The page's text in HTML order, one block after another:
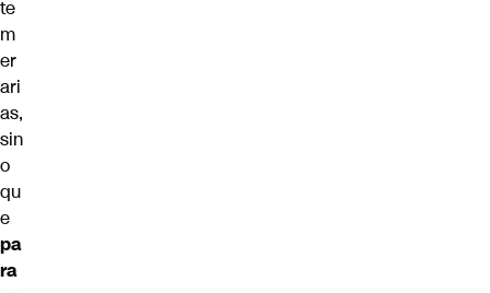
te
m
er
ari
as,
sin
o
qu
e
pa
ra